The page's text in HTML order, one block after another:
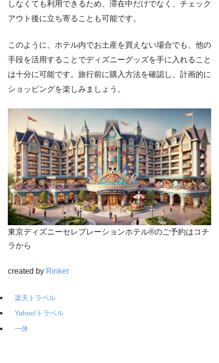
しなくても利用できるため、滞在中だけでなく、チェック
アウト後に立ち寄ることも可能です。
このように、ホテル内でお土産を買えない場合でも、他の
手段を活用することでディズニーグッズを手に入れること
は十分に可能です。旅行前に購入方法を確認し、計画的に
ショッピングを楽しみましょう。
東京ディズニーセレブレーションホテル®のご予約はコチ
ラから
created by Rinker
楽天トラベル
Yahoo!トラベル
一休